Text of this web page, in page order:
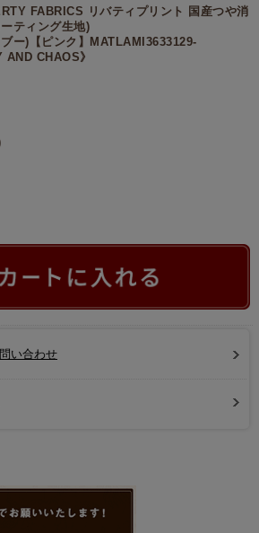
FABRICS リバティプリント 国産つや消
ティング生地)
ー)【ピンク】MATLAMI3633129-
CHAOS》
い合わせ